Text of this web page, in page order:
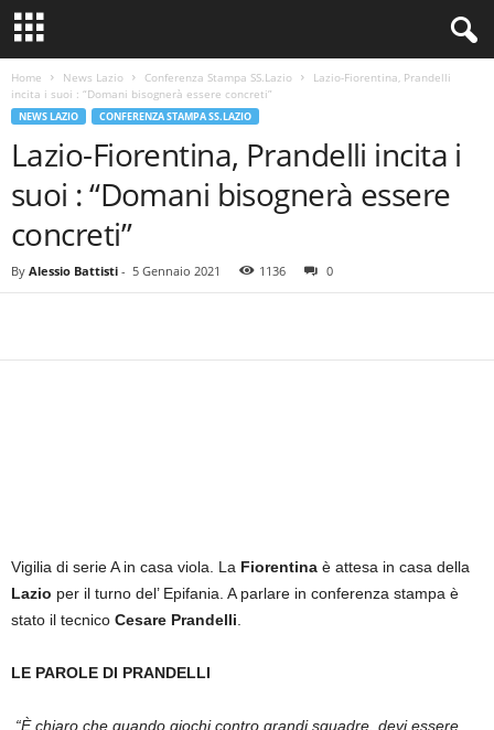
Home News Lazio Conferenza Stampa SS.Lazio
Lazio-Fiorentina, Prandelli
incita i suoi : “Domani bisognerà essere concreti”
NEWS LAZIO CONFERENZA STAMPA SS.LAZIO
Lazio-Fiorentina, Prandelli incita i
suoi : “Domani bisognerà essere
concreti”
By Alessio Battisti - 5 Gennaio 2021 1136 0
Vigilia di serie A in casa viola. La Fiorentina è attesa in casa della
Lazio per il turno del’ Epifania. A parlare in conferenza stampa è
stato il tecnico Cesare Prandelli
LE PAROLE DI PRANDELLI
“È chiaro che quando giochi contro grandi squadre, devi essere